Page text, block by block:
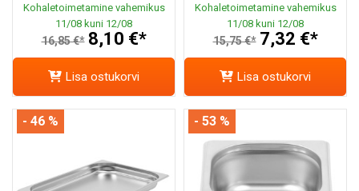
Kohaletoimetamine vahemikus
11/08 kuni 12/08
16,85 €* 8,10 €*
Lisa ostukorvi
Kohaletoimetamine vahemikus
11/08 kuni 12/08
15,75 €* 7,32 €*
Lisa ostukorvi
- 46 % - 53 %